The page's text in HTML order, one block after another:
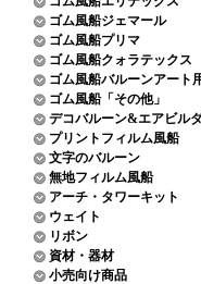
ゴム風船ジェマール
ゴム風船プリマ
ゴム風船クォラテックス
ゴム風船バルーンアート
ゴム風船「その他」
デコバルーン&エアビル
プリントフィルム風船
文字のバルーン
無地フィルム風船
アーチ・タワーキット
ウェイト
リボン
資材・器材
小売向け商品